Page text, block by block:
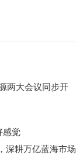
两大会议同步开
感觉
深耕万亿蓝海市场